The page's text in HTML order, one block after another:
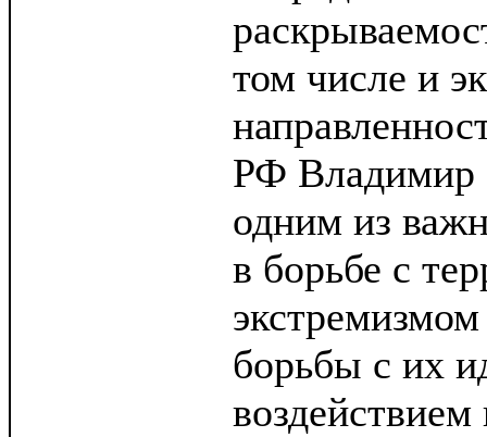
том числе и
РФ Владимир
одним из
в борьбе с
борьбы с их